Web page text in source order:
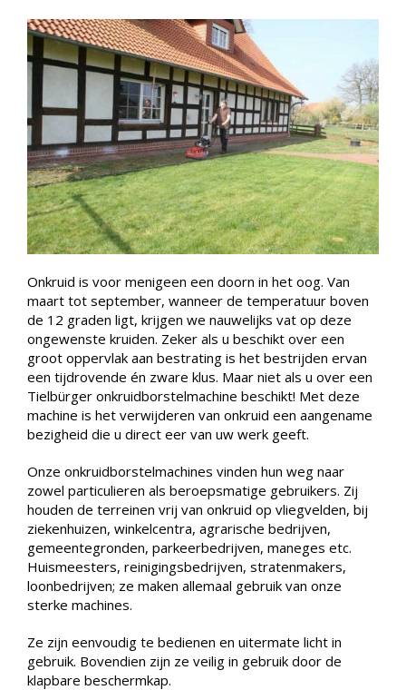
Onkruid is voor menigeen een doorn in het oog. Van
maart tot september, wanneer de temperatuur boven
de 12 graden ligt, krijgen we nauwelijks vat op deze
ongewenste kruiden. Zeker als u beschikt over een
groot oppervlak aan bestrating is het bestrijden ervan
een tijdrovende én zware klus. Maar niet als u over een
Tielbürger onkruidborstelmachine beschikt! Met deze
machine is het verwijderen van onkruid een aangename
bezigheid die u direct eer van uw werk geeft.
Onze onkruidborstelmachines vinden hun weg naar
zowel particulieren als beroepsmatige gebruikers. Zij
houden de terreinen vrij van onkruid op vliegvelden, bij
ziekenhuizen, winkelcentra, agrarische bedrijven,
gemeentegronden, parkeerbedrijven, maneges etc.
Huismeesters, reinigingsbedrijven, stratenmakers,
loonbedrijven; ze maken allemaal gebruik van onze
sterke machines.
Ze zijn eenvoudig te bedienen en uitermate licht in
gebruik. Bovendien zijn ze veilig in gebruik door de
klapbare beschermkap.